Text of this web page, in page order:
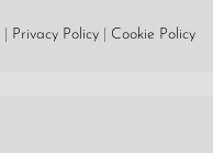
Privacy Policy| Cookie Policy